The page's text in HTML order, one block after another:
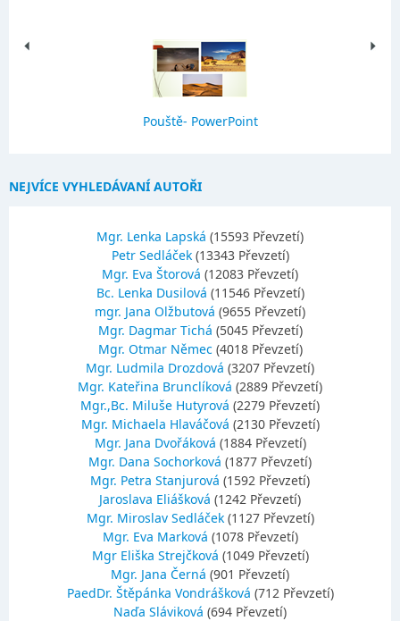
Pouště- PowerPoint
NEJVÍCE VYHLEDÁVANÍ AUTOŘI
Mgr. Lenka Lapská (15593 Převzetí)
Petr Sedláček (13343 Převzetí)
Mgr. Eva Štorová (12083 Převzetí)
Bc. Lenka Dusilová (11546 Převzetí)
mgr. Jana Olžbutová (9655 Převzetí)
Mgr. Dagmar Tichá (5045 Převzetí)
Mgr. Otmar Němec (4018 Převzetí)
Mgr. Ludmila Drozdová (3207 Převzetí)
Mgr. Kateřina Brunclíková (2889 Převzetí)
Mgr.,Bc. Miluše Hutyrová (2279 Převzetí)
Mgr. Michaela Hlaváčová (2130 Převzetí)
Mgr. Jana Dvořáková (1884 Převzetí)
Mgr. Dana Sochorková (1877 Převzetí)
Mgr. Petra Stanjurová (1592 Převzetí)
Jaroslava Eliášková (1242 Převzetí)
Mgr. Miroslav Sedláček (1127 Převzetí)
Mgr. Eva Marková (1078 Převzetí)
Mgr Eliška Strejčková (1049 Převzetí)
Mgr. Jana Černá (901 Převzetí)
PaedDr. Štěpánka Vondrášková (712 Převzetí)
Naďa Sláviková (694 Převzetí)